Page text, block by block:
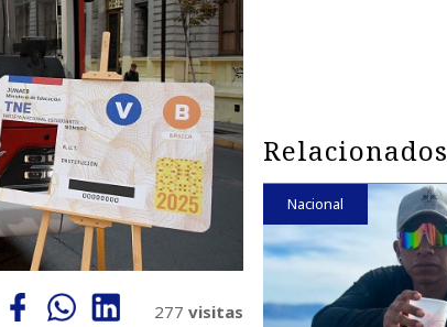
277 visitas
Relacionados
Nacional